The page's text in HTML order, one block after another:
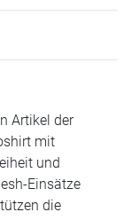
Artikel der
mit
und
Einsätze
die